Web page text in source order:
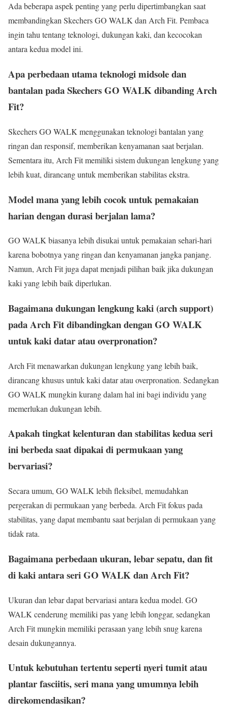
Ada beberapa aspek penting yang perlu dipertimbangkan saat
membandingkan Skechers GO WALK dan Arch Fit. Pembaca
ingin tahu tentang teknologi, dukungan kaki, dan kecocokan
antara kedua model ini.
Apa perbedaan utama teknologi midsole dan
bantalan pada Skechers GO WALK dibanding Arch
Fit?
Skechers GO WALK menggunakan teknologi bantalan yang
ringan dan responsif, memberikan kenyamanan saat berjalan.
Sementara itu, Arch Fit memiliki sistem dukungan lengkung yang
lebih kuat, dirancang untuk memberikan stabilitas ekstra.
Model mana yang lebih cocok untuk pemakaian
harian dengan durasi berjalan lama?
GO WALK biasanya lebih disukai untuk pemakaian sehari-hari
karena bobotnya yang ringan dan kenyamanan jangka panjang.
Namun, Arch Fit juga dapat menjadi pilihan baik jika dukungan
kaki yang lebih baik diperlukan.
Bagaimana dukungan lengkung kaki (arch support)
pada Arch Fit dibandingkan dengan GO WALK
untuk kaki datar atau overpronation?
Arch Fit menawarkan dukungan lengkung yang lebih baik,
dirancang khusus untuk kaki datar atau overpronation. Sedangkan
GO WALK mungkin kurang dalam hal ini bagi individu yang
memerlukan dukungan lebih.
Apakah tingkat kelenturan dan stabilitas kedua seri
ini berbeda saat dipakai di permukaan yang
bervariasi?
Secara umum, GO WALK lebih fleksibel, memudahkan
pergerakan di permukaan yang berbeda. Arch Fit fokus pada
stabilitas, yang dapat membantu saat berjalan di permukaan yang
tidak rata.
Bagaimana perbedaan ukuran, lebar sepatu, dan fit
di kaki antara seri GO WALK dan Arch Fit?
Ukuran dan lebar dapat bervariasi antara kedua model. GO
WALK cenderung memiliki pas yang lebih longgar, sedangkan
Arch Fit mungkin memiliki perasaan yang lebih snug karena
desain dukungannya.
Untuk kebutuhan tertentu seperti nyeri tumit atau
plantar fasciitis, seri mana yang umumnya lebih
direkomendasikan?